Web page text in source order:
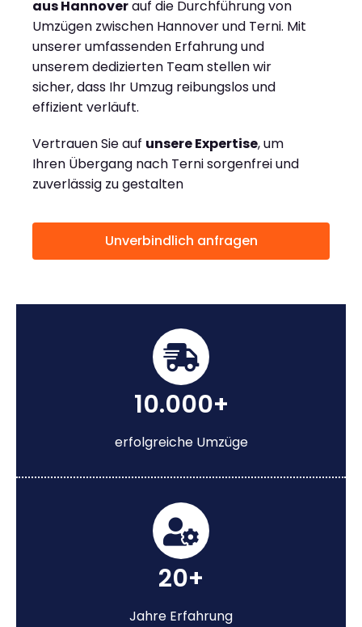
aus Hannoverauf die Durchführung von
Umzügen zwischen Hannover und Terni. Mit
unserer umfassenden Erfahrung und
unserem dedizierten Team stellen wir
sicher, dass Ihr Umzug reibungslos und
effizient verläuft.
Vertrauen Sie auf unsere Expertise, um
Ihren Übergang nach Terni sorgenfrei und
zuverlässig zu gestalten
Unverbindlich anfragen
10.000+
erfolgreiche Umzüge
20+
Jahre Erfahrung